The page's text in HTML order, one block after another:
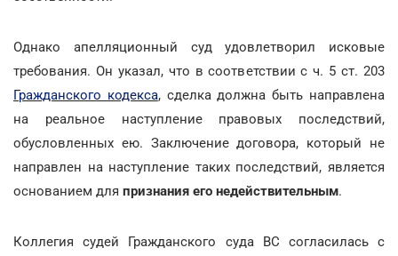
Однако апелляционный суд удовлетворил исковые
требования. Он указал, что в соответствии с ч. 5 ст. 203
Гражданского кодекса, сделка должна быть направлена
на реальное наступление правовых последствий,
обусловленных ею. Заключение договора, который не
направлен на наступление таких последствий, является
основанием для признания его недействительным.
Коллегия судей Гражданского суда ВС согласилась с